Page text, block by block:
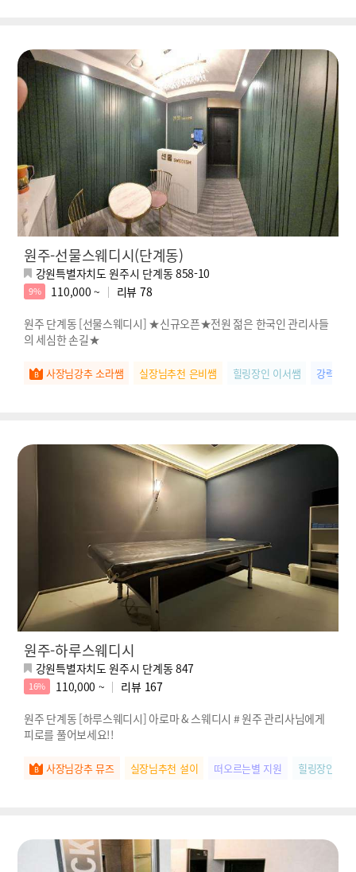
원주-선물스웨디시(단계동)
강원특별자치도 원주시 단계동 858-10
9% 110,000 ~ 리뷰 78
원주 단계동 [선물스웨디시] ★신규오픈★전원 젊은 한국인 관리사들
의 세심한 손길★
사장님강추 소라쌤 실장님추천 은비쌤 힐링장인 이서쌤 강력추
원주-하루스웨디시
강원특별자치도 원주시 단계동 847
16% 110,000 ~ 리뷰 167
원주 단계동 [하루스웨디시] 아로마 & 스웨디시 # 원주 관리사님에게
피로를 풀어보세요!!
사장님강추 뮤즈 실장님추천 설이 떠오르는별 지원 힐링장인 라라